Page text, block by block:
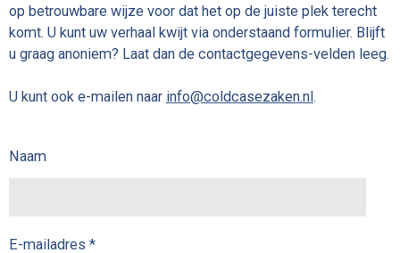
op betrouwbare wijze voor dat het op de juiste plek terecht
komt. U kunt uw verhaal kwijt via onderstaand formulier. Blijft
u graag anoniem? Laat dan de contactgegevens-velden leeg.
U kunt ook e-mailen naar info@coldcasezaken.nl.
Naam
E-mailadres *